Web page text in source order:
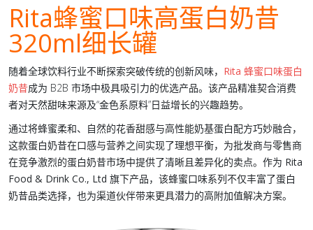
Rita蜂蜜口味高蛋白奶昔
320ml细长罐
随着全球饮料行业不断探索突破传统的创新风味， Rita 蜂蜜口味蛋白
奶昔成为 B2B 市场中极具吸引力的优选产品。该产品精准契合消费
者对天然甜味来源及“金色系原料”日益增长的兴趣趋势。
通过将蜂蜜柔和、自然的花香甜感与高性能奶基蛋白配方巧妙融合，
这款蛋白奶昔在口感与营养之间实现了理想平衡，为批发商与零售商
在竞争激烈的蛋白奶昔市场中提供了清晰且差异化的卖点。作为 Rita
Food & Drink Co., Ltd 旗下产品，该蜂蜜口味系列不仅丰富了蛋白
奶昔品类选择，也为渠道伙伴带来更具潜力的高附加值解决方案。